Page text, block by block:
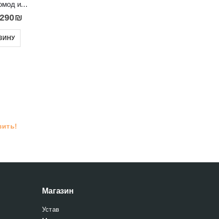
Небольшой комод или бельевой шкаф на ножках RAVENNA A 3D
₪
Магазин
Устав